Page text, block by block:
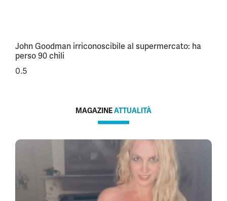
John Goodman irriconoscibile al supermercato: ha
perso 90 chili
MAGAZINEATTUALITÀ